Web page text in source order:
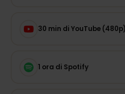
30 min di YouTube (480p)
1 ora di Spotify